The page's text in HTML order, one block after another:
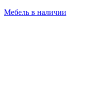
Мебель в наличии